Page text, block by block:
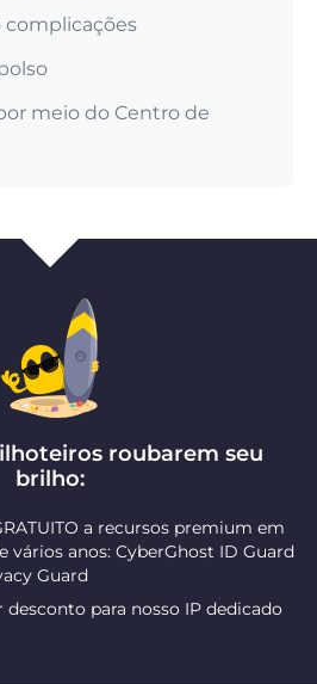
complicações
meio do Centro de
roubarem seu
brilho:
a recursos premium em
vários anos: CyberGhost ID Guard
Guard
para nosso IP dedicado